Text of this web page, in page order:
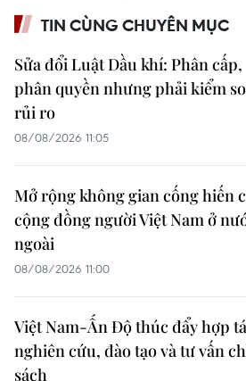
TIN CÙNG CHUYÊN MỤC
Sửa đổi Luật Dầu khí: Phân cấp,
phân quyền nhưng phải kiểm
rủi ro
08/08/2026 11:05
Mở rộng không gian cống hiến
cộng đồng người Việt Nam ở
ngoài
08/08/2026 11:00
Việt Nam-Ấn Độ thúc đẩy hợp
nghiên cứu, đào tạo và tư vấn
sách